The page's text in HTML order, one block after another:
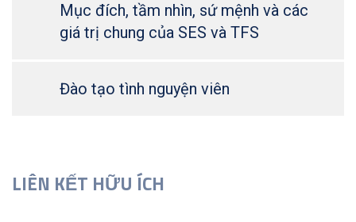
Mục đích, tầm nhìn, sứ mệnh và các
giá trị chung của SES và TFS
Đào tạo tình nguyện viên
LIÊN KẾT HỮU ÍCH